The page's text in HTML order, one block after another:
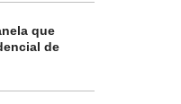
que
de